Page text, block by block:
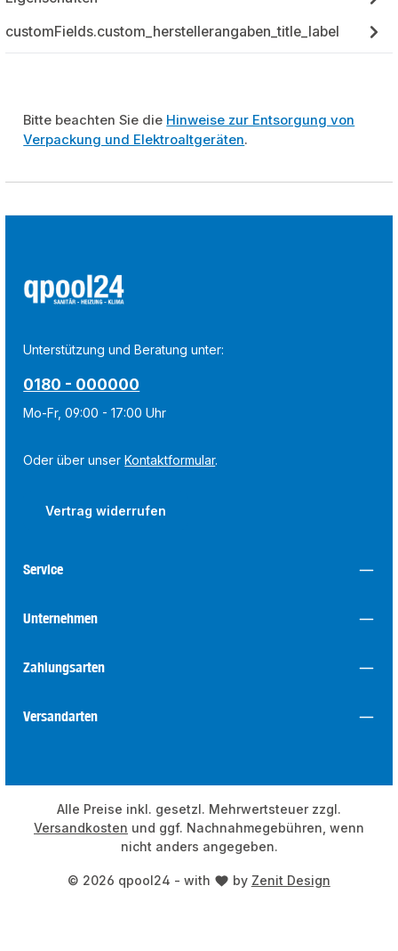
customFields.custom_herstellerangaben_title_label
Bitte beachten Sie die Hinweise zur Entsorgung von
Verpackung und Elektroaltgeräten.
Unterstützung und Beratung unter:
0180 - 000000
Mo-Fr, 09:00 - 17:00 Uhr
Oder über unserKontaktformular.
Vertrag widerrufen
Service
Unternehmen
Zahlungsarten
Versandarten
© 2026 qpool24 - with by Zenit Design
Alle Preise inkl. gesetzl. Mehrwertsteuer zzgl.
Versandkosten und ggf. Nachnahmegebühren, wenn
nicht anders angegeben.